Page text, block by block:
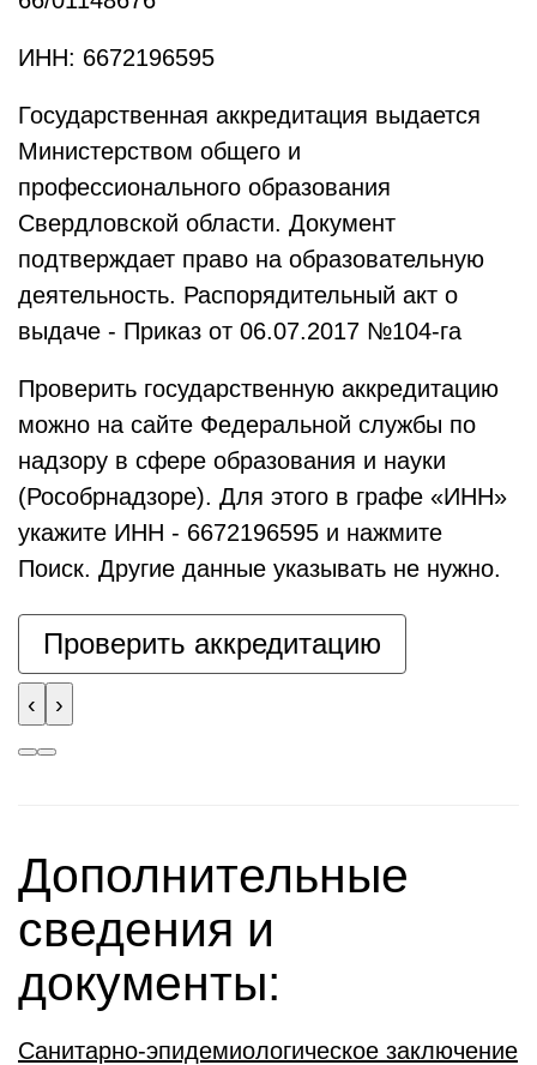
ИНН: 6672196595
Государственная аккредитация выдается
Министерством общего и
профессионального образования
Свердловской области. Документ
подтверждает право на образовательную
деятельность. Распорядительный акт о
выдаче - Приказ от 06.07.2017 №104-га
Проверить государственную аккредитацию
можно на сайте Федеральной службы по
надзору в сфере образования и науки
(Рособрнадзоре). Для этого в графе «ИНН»
укажите ИНН - 6672196595 и нажмите
Поиск. Другие данные указывать не нужно.
Проверить аккредитацию
‹ ›
Дополнительные
сведения и
документы:
Санитарно-эпидемиологическое заключение